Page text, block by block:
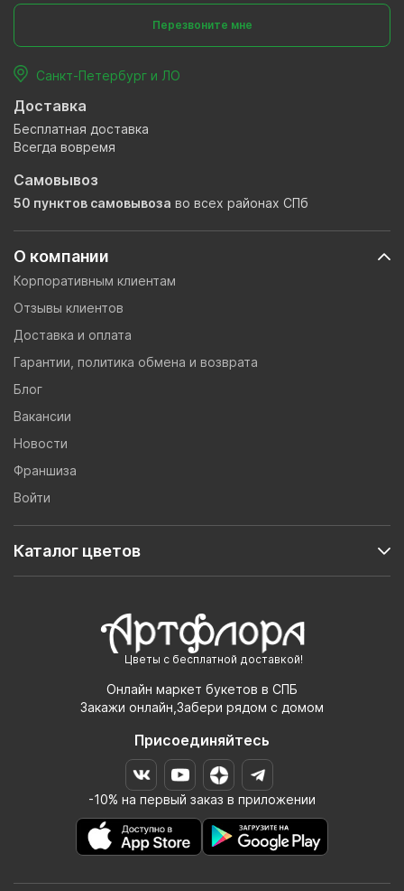
Цветы с бесплатной доставкой!
Онлайн маркет букетов в СПБ
Закажи онлайн,Забери рядом с домом
Присоединяйтесь
-10% на первый заказ в приложении
О компании
Корпоративным клиентам
Отзывы клиентов
Доставка и оплата
Гарантии, политика обмена и возврата
Блог
Вакансии
Новости
Франшиза
Войти
Каталог цветов
Перезвоните мне
Санкт-Петербург и ЛО
Доставка
Бесплатная доставка
Всегда вовремя
Самовывоз
50 пунктов самовывоза во всех районах СПб